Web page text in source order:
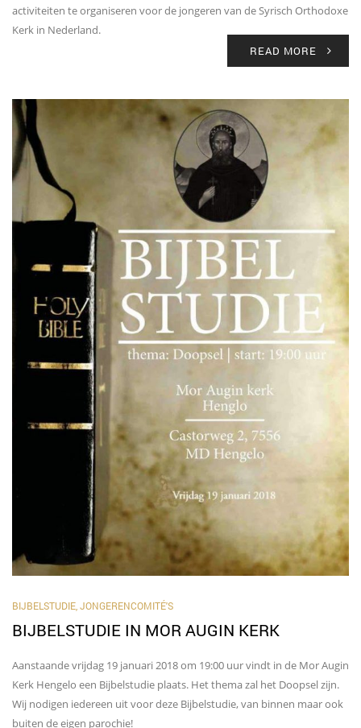
activiteiten te organiseren voor de jongeren van de Syrisch Orthodoxe
Kerk in Nederland.
READ MORE
BIJBELSTUDIE,JONGERENCOMITÉ'S
BIJBELSTUDIE IN MOR AUGIN KERK
Aanstaande vrijdag 19 januari 2018 om 19:00 uur vindt in de Mor Augin
Kerk Hengelo een Bijbelstudie plaats. Het thema zal het Doopsel zijn.
Wij nodigen iedereen uit voor deze Bijbelstudie, van binnen maar ook
buiten de eigen parochie!